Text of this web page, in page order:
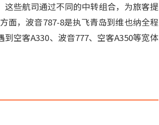
些航司通过不同的中转组合，为旅客提
面，波音787-8是执飞青岛到维也纳全程
空客A330、波音777、空客A350等宽体